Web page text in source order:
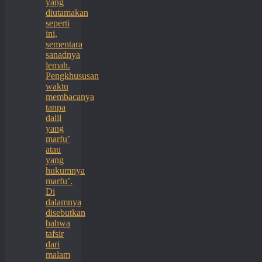
yang
diutamakan
seperti
ini,
sementara
sanadnya
lemah.
Pengkhususan
waktu
membacanya
tanpa
dalil
yang
marfu’
atau
yang
hukumnya
marfu’.
Di
dalamnya
disebutkan
bahwa
tafsir
dari
malam